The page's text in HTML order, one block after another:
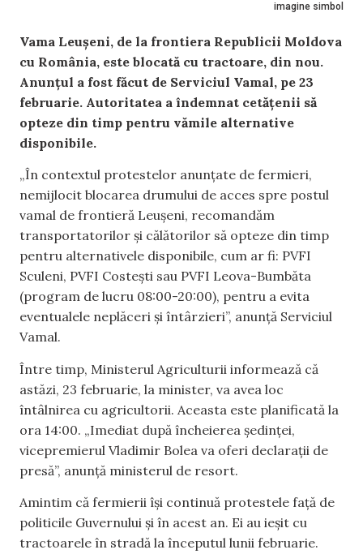
imagine simbol
Vama Leușeni, de la frontiera Republicii Moldova
cu România, este blocată cu tractoare, din nou.
Anunțul a fost făcut de Serviciul Vamal, pe 23
februarie. Autoritatea a îndemnat cetățenii să
opteze din timp pentru vămile alternative
disponibile.
„În contextul protestelor anunțate de fermieri,
nemijlocit blocarea drumului de acces spre postul
vamal de frontieră Leușeni, recomandăm
transportatorilor și călătorilor să opteze din timp
pentru alternativele disponibile, cum ar fi: PVFI
Sculeni, PVFI Costești sau PVFI Leova-Bumbăta
(program de lucru 08:00-20:00), pentru a evita
eventualele neplăceri și întârzieri”, anunță Serviciul
Vamal.
Între timp, Ministerul Agriculturii informează că
astăzi, 23 februarie, la minister, va avea loc
întâlnirea cu agricultorii. Aceasta este planificată la
ora 14:00. „Imediat după încheierea ședinței,
vicepremierul Vladimir Bolea va oferi declarații de
presă”, anunță ministerul de resort.
Amintim că fermierii își continuă protestele față de
politicile Guvernului și în acest an. Ei au ieșit cu
tractoarele în stradă la începutul lunii februarie.